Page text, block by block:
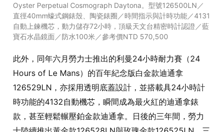
Oyster Perpetual Cosmograph Daytona。型號126500LN／
直徑40mm蠔式鋼錶殼、陶瓷錶圈／時間指示與計時功能／4131
自動上鍊機芯，動力儲存72小時，頂級天文台精密時計認證／藍
寶石水晶鏡面／防水100米／參考價NTD 570,500
此外，同年六月勞力士推出的利曼24小時耐力賽（24
Hours of Le Mans）的百年紀念版白金款迪通拿
126529LN，亦採用透明底蓋設計，並搭載具24小時計
時功能的4132自動機芯，瞬間成為最火紅的迪通拿錶
款，甚至輕鬆輾壓鉑金款迪通拿。日後的三年間，勞力